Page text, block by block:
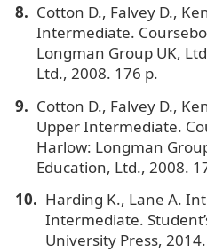
Cotton D., Falvey D.,
Intermediate.
Longman Group UK,
Ltd., 2008. 176 p.
Cotton D., Falvey D.,
Upper Intermediate.
Harlow: Longman
Education, Ltd., 2008.
Harding K., Lane A.
Intermediate.
University Press,